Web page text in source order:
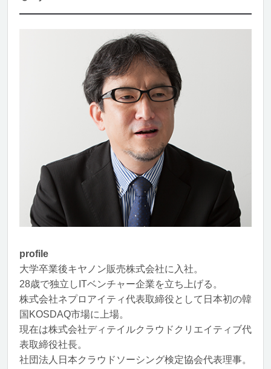
profile
大学卒業後キヤノン販売株式会社に入社。
28歳で独立しITベンチャー企業を立ち上げる。
株式会社ネプロアイティ代表取締役として日本初の韓
国KOSDAQ市場に上場。
現在は株式会社ディテイルクラウドクリエイティブ代
表取締役社長。
社団法人日本クラウドソーシング検定協会代表理事。